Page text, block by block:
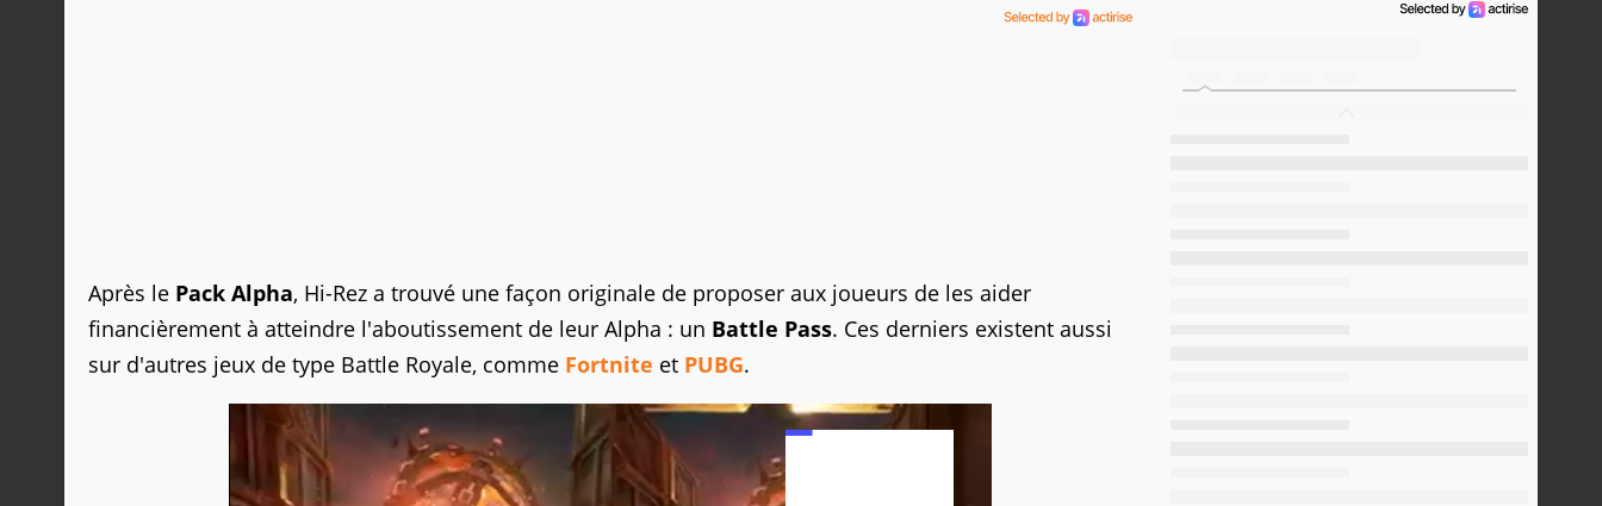
Après le Pack Alpha, Hi-Rez a trouvé une façon originale de proposer aux joueurs de les aider
financièrement à atteindre l'aboutissement de leur Alpha : un Battle Pass. Ces derniers existent aussi
sur d'autres jeux de type Battle Royale, comme Fortnite et PUBG.